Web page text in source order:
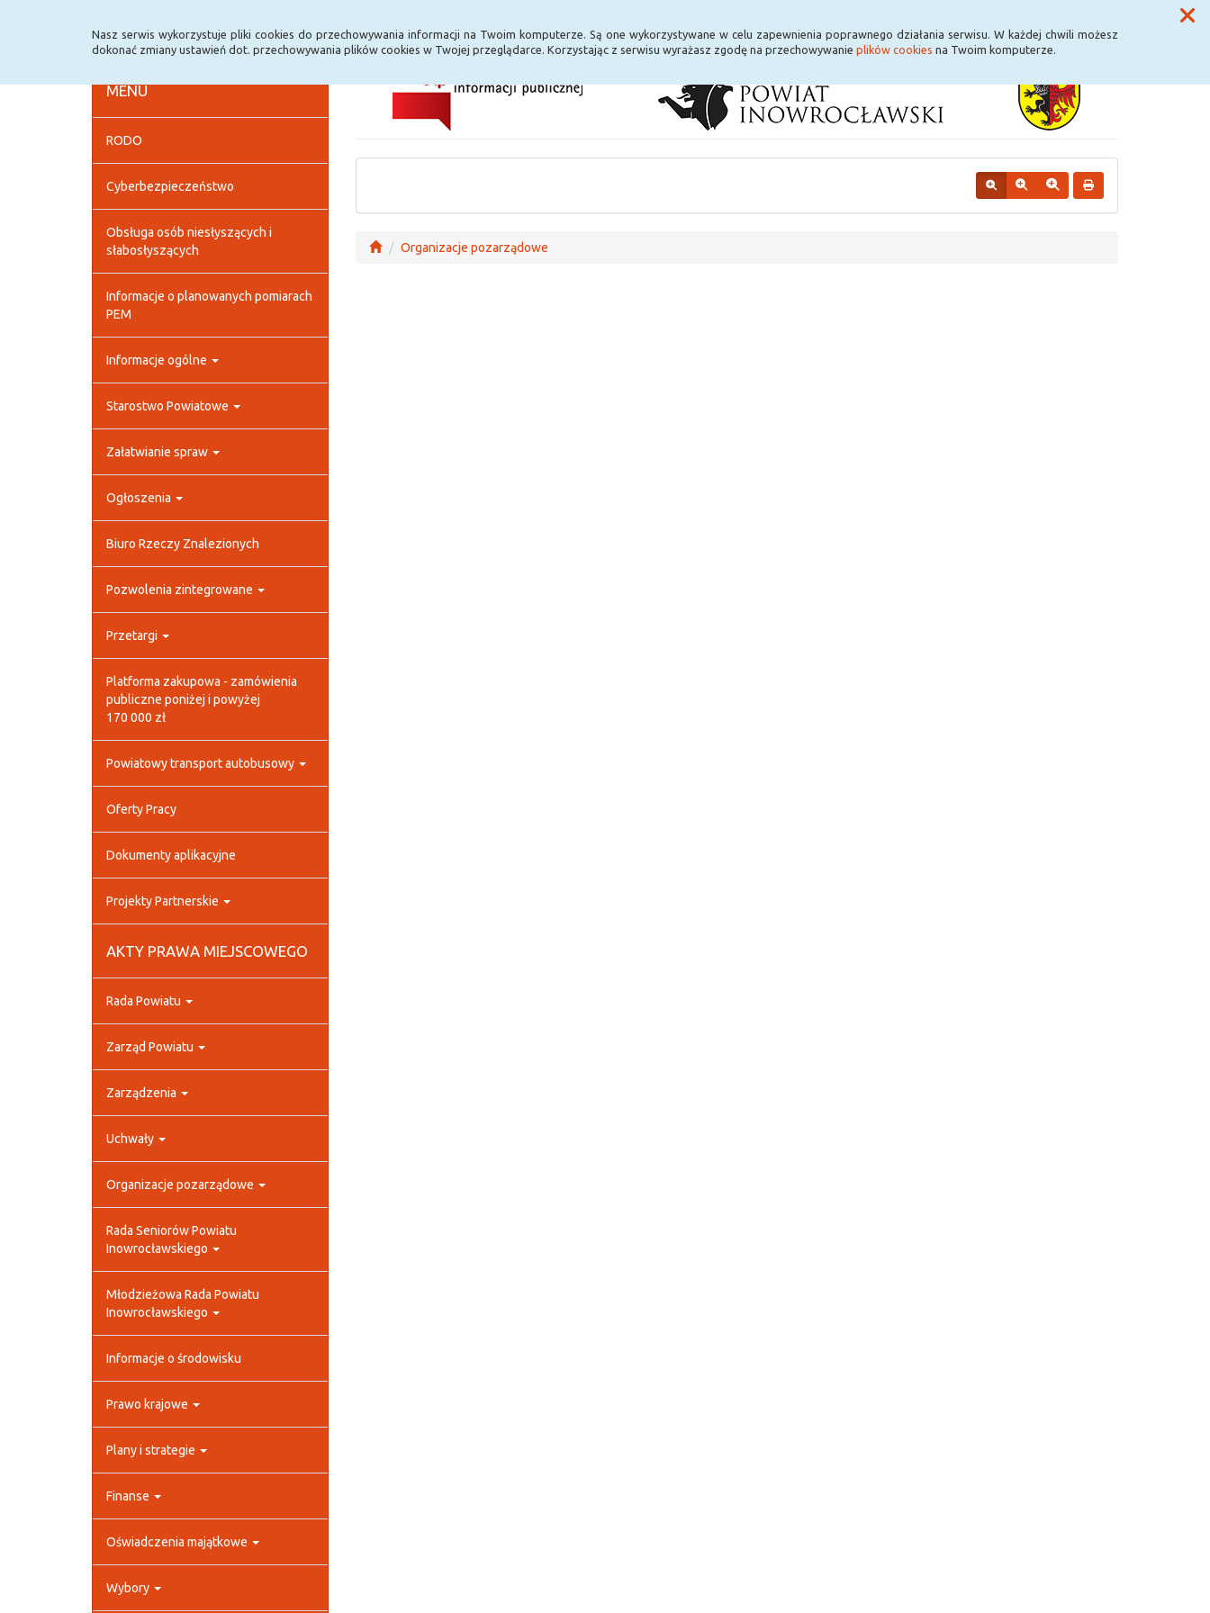
Nasz serwis wykorzystuje pliki cookies do przechowywania informacji na Twoim komputerze. Są one wykorzystywane w celu zapewnienia poprawnego działania serwisu. W każdej chwili możesz
dokonać zmiany ustawień dot. przechowywania plików cookies w Twojej przeglądarce. Korzystając z serwisu wyrażasz zgodę na przechowywanie plików cookies na Twoim komputerze.
MENU
RODO
Cyberbezpieczeństwo
Obsługa osób niesłyszących i
słabosłyszących
Informacje o planowanych pomiarach
PEM
Informacje ogólne
Starostwo Powiatowe
Załatwianie spraw
Ogłoszenia
Biuro Rzeczy Znalezionych
Pozwolenia zintegrowane
Przetargi
Platforma zakupowa - zamówienia
publiczne poniżej i powyżej
170 000 zł
Powiatowy transport autobusowy
Oferty Pracy
Dokumenty aplikacyjne
Projekty Partnerskie
AKTY PRAWA MIEJSCOWEGO
Rada Powiatu
Zarząd Powiatu
Zarządzenia
Uchwały
Organizacje pozarządowe
Rada Seniorów Powiatu
Inowrocławskiego
Młodzieżowa Rada Powiatu
Inowrocławskiego
Informacje o środowisku
Prawo krajowe
Plany i strategie
Finanse
Oświadczenia majątkowe
Wybory
Organizacje pozarządowe